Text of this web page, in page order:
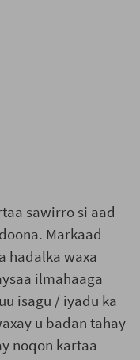
sawirro si aad
Markaad
hadalka waxa
ilmahaaga
isagu / iyadu ka
u badan tahay
noqon kartaa